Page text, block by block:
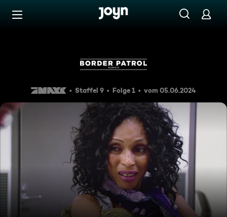
Zum Inhalt springen
Staffel 9 Folge 1 vom 05.06.2024